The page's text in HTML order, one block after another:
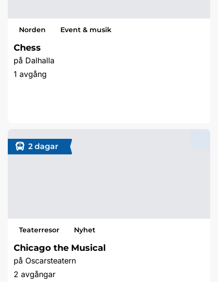
Norden Event & musik
Chess
på Dalhalla
1 avgång
2 dagar
Teaterresor Nyhet
Chicago the Musical
på Oscarsteatern
2 avgångar